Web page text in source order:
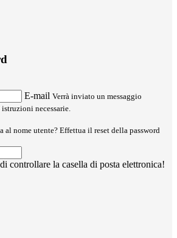
E-mail Verrà inviato un messaggio
necessarie.
al nome utente? Effettua il reset della password
controllare la casella di posta elettronica!